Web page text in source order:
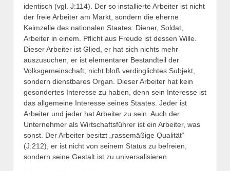
identisch (vgl. J:114). Der so installierte Arbeiter ist nicht
der freie Arbeiter am Markt, sondern die eherne
Keimzelle des nationalen Staates: Diener, Soldat,
Arbeiter in einem. Pflicht aus Freude ist dessen Wille.
Dieser Arbeiter ist Glied, er hat sich nichts mehr
auszusuchen, er ist elementarer Bestandteil der
Volksgemeinschaft, nicht bloß verdinglichtes Subjekt,
sondern dienstbares Organ. Dieser Arbeiter hat kein
gesondertes Interesse zu haben, denn sein Interesse ist
das allgemeine Interesse seines Staates. Jeder ist
Arbeiter und jeder hat Arbeiter zu sein. Auch der
Unternehmer als Wirtschaftsführer ist ein Arbeiter, was
sonst. Der Arbeiter besitzt „rassemäßige Qualität“
(J:212), er ist nicht von seinem Status zu befreien,
sondern seine Gestalt ist zu universalisieren.